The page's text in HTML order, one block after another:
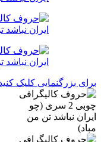
برای بزرگنمایی کلیک